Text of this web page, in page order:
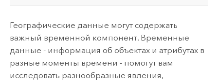
Географические данные могут содержать
важный временной компонент. Временные
данные - информация об объектах и атрибутах в
разные моменты времени - помогут вам
исследовать разнообразные явления,